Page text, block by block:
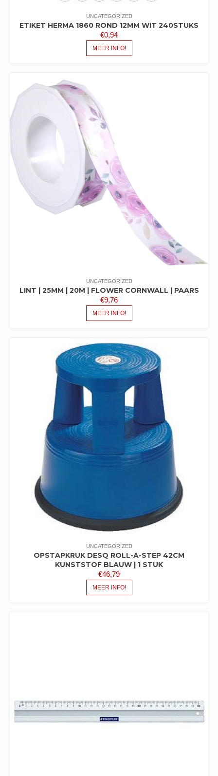
UNCATEGORIZED
ETIKET HERMA 1860 ROND 12MM WIT 240STUKS
€0,94
MEER INFO!
UNCATEGORIZED
LINT | 25MM | 20M | FLOWER CORNWALL | PAARS
€9,76
MEER INFO!
UNCATEGORIZED
OPSTAPKRUK DESQ ROLL-A-STEP 42CM
KUNSTSTOF BLAUW | 1 STUK
€46,79
MEER INFO!